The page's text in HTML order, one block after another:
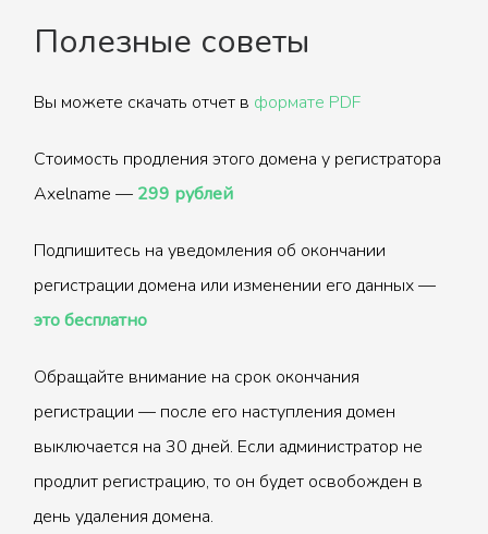
Полезные советы
Вы можете скачать отчет в формате PDF
Стоимость продления этого домена у регистратора
Axelname — 299 рублей
Подпишитесь на уведомления об окончании
регистрации домена или изменении его данных —
это бесплатно
Обращайте внимание на срок окончания
регистрации — после его наступления домен
выключается на 30 дней. Если администратор не
продлит регистрацию, то он будет освобожден в
день удаления домена.